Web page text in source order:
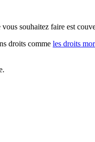
souhaitez faire est
droits comme les droits